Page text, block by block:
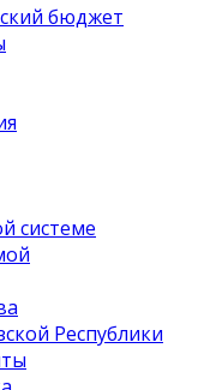
бюджет
системе
Республики